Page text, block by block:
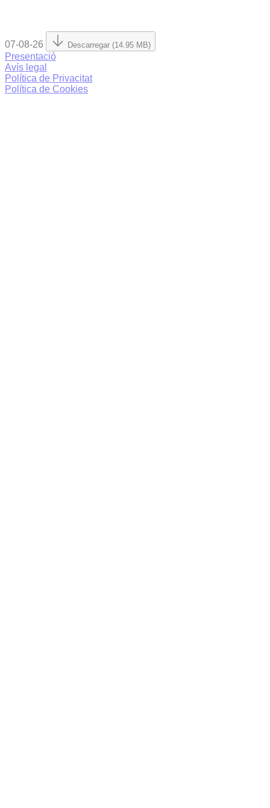
07-08-26 Descarregar (14.95 MB)
Presentació
Avís legal
Política de Privacitat
Política de Cookies